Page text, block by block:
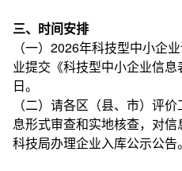
三、时间安排
（一）2026年科技型中小企
业提交《科技型中小企业信
日。
（二）请各区（县、市）评
息形式审查和实地核查，对
科技局办理企业入库公示公告。